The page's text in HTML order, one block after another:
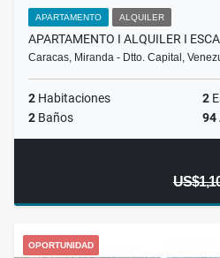
APARTAMENTO ALQUILER
APARTAMENTO I ALQUILER I
Caracas, Miranda - Dtto. Capital,
2 Habitaciones 2
2 Baños 94
OPORTUNIDAD